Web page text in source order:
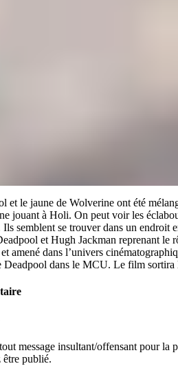
et le jaune de Wolverine ont été
jouant à Holi. On peut voir les
Ils semblent se trouver dans un
et Hugh Jackman reprenant
amené dans l’univers
Deadpool dans le MCU. Le film
message insultant/offensant pour la
être publié.